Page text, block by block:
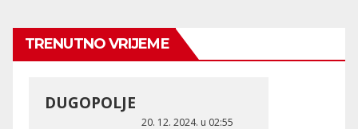
TRENUTNO VRIJEME